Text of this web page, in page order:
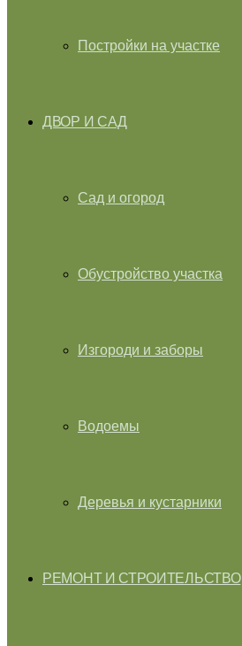
Постройки на участке
ДВОР И САД
Сад и огород
Обустройство участка
Изгороди и заборы
Водоемы
Деревья и кустарники
РЕМОНТ И СТРОИТЕЛЬСТВО